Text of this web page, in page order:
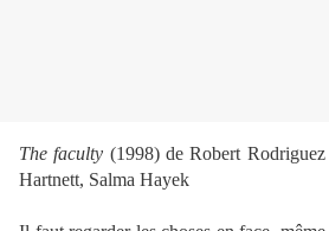
The faculty (1998) de Robert
Hartnett, Salma Hayek